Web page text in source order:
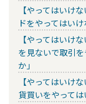
【やってはいけ
ドをやってはいけ
【やってはいけ
を見ないで取引
か」
【やってはいけ
貨買いをやっては